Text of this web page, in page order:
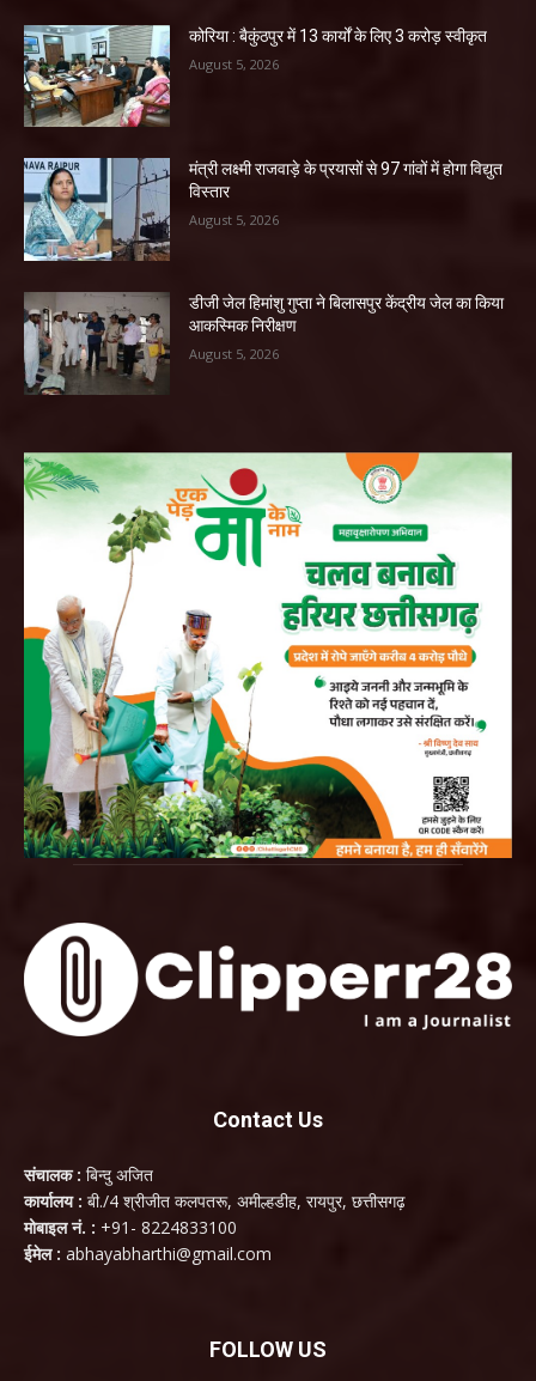
कोरिया : बैकुंठपुर में 13 कार्यों के लिए 3 करोड़ स्वीकृत
August 5, 2026
मंत्री लक्ष्मी राजवाड़े के प्रयासों से 97 गांवों में होगा विद्युत
विस्तार
August 5, 2026
डीजी जेल हिमांशु गुप्ता ने बिलासपुर केंद्रीय जेल का किया
आकस्मिक निरीक्षण
August 5, 2026
Contact Us
संचालक : बिन्दु अजित
कार्यालय : बी./4 श्रीजीत कलपतरू, अमील्हडीह, रायपुर, छत्तीसगढ़
मोबाइल नं. : +91- 8224833100
ईमेल : abhayabharthi@gmail.com
FOLLOW US